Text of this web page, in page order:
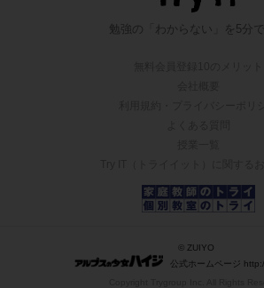
勉強の「わからない」を5分
© ZUIYO
公式ホームページ